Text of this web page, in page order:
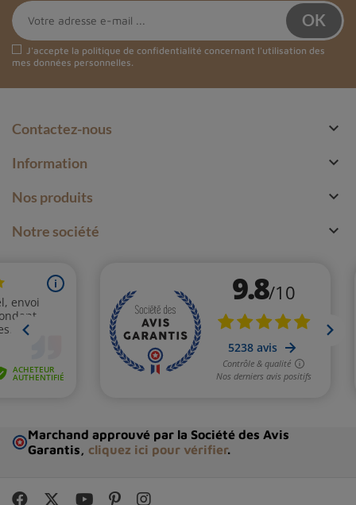
J'accepte la politique de confidentialité concernant l'utilisation des
mes données personnelles.
Contactez-nous 
Information 
Nos produits 
Notre société 
Marchand approuvé par la Société des Avis
Garantis, cliquez ici pour vérifier.